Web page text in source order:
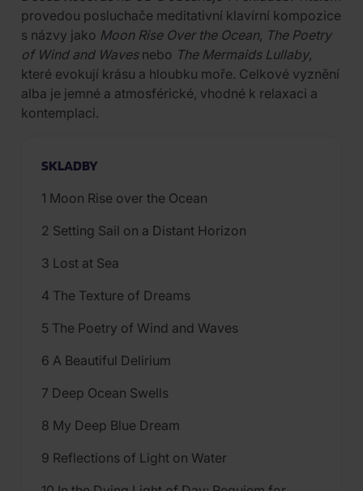
provedou posluchače meditativní klavírní kompozice
s názvy jako Moon Rise Over the Ocean, The Poetry
of Wind and Wavesnebo The Mermaids Lullaby,
které evokují krásu a hloubku moře. Celkové vyznění
alba je jemné a atmosférické, vhodné k relaxaci a
kontemplaci.
SKLADBY
1 Moon Rise over the Ocean
2 Setting Sail on a Distant Horizon
3 Lost at Sea
4 The Texture of Dreams
5 The Poetry of Wind and Waves
6 A Beautiful Delirium
7 Deep Ocean Swells
8 My Deep Blue Dream
9 Reflections of Light on Water